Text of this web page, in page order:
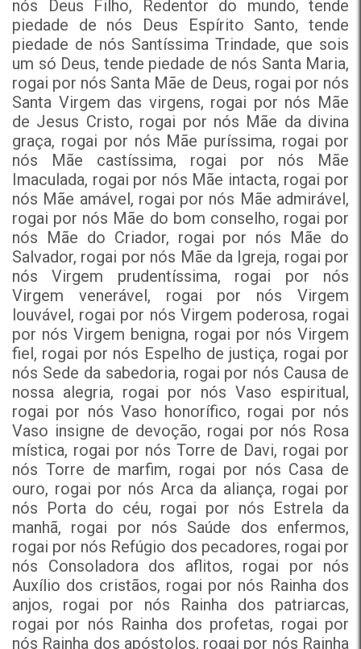
nós Deus Filho, Redentor do mundo, tende
piedade de nós Deus Espírito Santo, tende
piedade de nós Santíssima Trindade, que sois
um só Deus, tende piedade de nós Santa Maria,
rogai por nós Santa Mãe de Deus, rogai por nós
Santa Virgem das virgens, rogai por nós Mãe
de Jesus Cristo, rogai por nós Mãe da divina
graça, rogai por nós Mãe puríssima, rogai por
nós Mãe castíssima, rogai por nós Mãe
Imaculada, rogai por nós Mãe intacta, rogai por
nós Mãe amável, rogai por nós Mãe admirável,
rogai por nós Mãe do bom conselho, rogai por
nós Mãe do Criador, rogai por nós Mãe do
Salvador, rogai por nós Mãe da Igreja, rogai por
nós Virgem prudentíssima, rogai por nós
Virgem venerável, rogai por nós Virgem
louvável, rogai por nós Virgem poderosa, rogai
por nós Virgem benigna, rogai por nós Virgem
fiel, rogai por nós Espelho de justiça, rogai por
nós Sede da sabedoria, rogai por nós Causa de
nossa alegria, rogai por nós Vaso espiritual,
rogai por nós Vaso honorífico, rogai por nós
Vaso insigne de devoção, rogai por nós Rosa
mística, rogai por nós Torre de Davi, rogai por
nós Torre de marfim, rogai por nós Casa de
ouro, rogai por nós Arca da aliança, rogai por
nós Porta do céu, rogai por nós Estrela da
manhã, rogai por nós Saúde dos enfermos,
rogai por nós Refúgio dos pecadores, rogai por
nós Consoladora dos aflitos, rogai por nós
Auxílio dos cristãos, rogai por nós Rainha dos
anjos, rogai por nós Rainha dos patriarcas,
rogai por nós Rainha dos profetas, rogai por
nós Rainha dos apóstolos, rogai por nós Rainha